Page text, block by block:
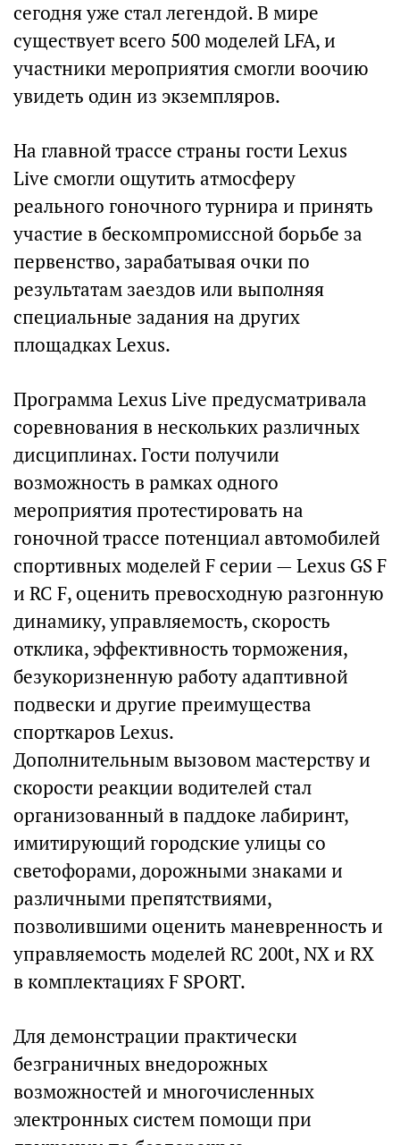
сегодня уже стал легендой. В мире
существует всего 500 моделей LFA, и
участники мероприятия смогли воочию
увидеть один из экземпляров.
На главной трассе страны гости Lexus
Live смогли ощутить атмосферу
реального гоночного турнира и принять
участие в бескомпромиссной борьбе за
первенство, зарабатывая очки по
результатам заездов или выполняя
специальные задания на других
площадках Lexus.
Программа Lexus Live предусматривала
соревнования в нескольких различных
дисциплинах. Гости получили
возможность в рамках одного
мероприятия протестировать на
гоночной трассе потенциал автомобилей
спортивных моделей F серии — Lexus GS F
и RC F, оценить превосходную разгонную
динамику, управляемость, скорость
отклика, эффективность торможения,
безукоризненную работу адаптивной
подвески и другие преимущества
спорткаров Lexus.
Дополнительным вызовом мастерству и
скорости реакции водителей стал
организованный в паддоке лабиринт,
имитирующий городские улицы со
светофорами, дорожными знаками и
различными препятствиями,
позволившими оценить маневренность и
управляемость моделей RC 200t, NX и RX
в комплектациях F SPORT.
Для демонстрации практически
безграничных внедорожных
возможностей и многочисленных
электронных систем помощи при